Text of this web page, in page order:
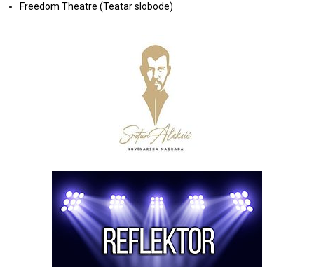
Freedom Theatre (Teatar slobode)